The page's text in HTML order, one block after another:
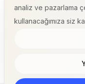
analiz ve pazarlama
kullanacağımıza siz